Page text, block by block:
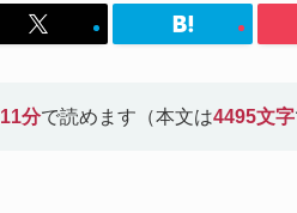
11分で読めます（本文は4495文字